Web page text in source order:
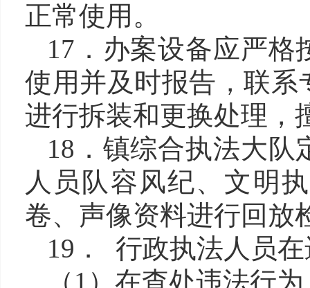
正常使用。
17．办案设备应严格
使用并及时报告，联
进行拆装和更换处理，
18．镇综合执法大队
人员队容风纪、文明
卷、声像资料进行回放
19． 行政执法人员
（ 1）在查处违法行